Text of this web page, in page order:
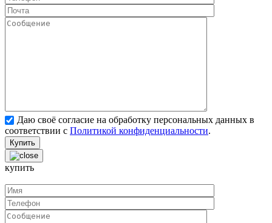
Даю своё согласие на обработку персональных данных в
соответствии с Политикой конфиденциальности.
купить